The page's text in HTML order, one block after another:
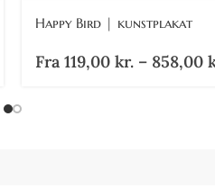
Happy Bird | kunstplakat
Fra 119,00 kr. – 858,00